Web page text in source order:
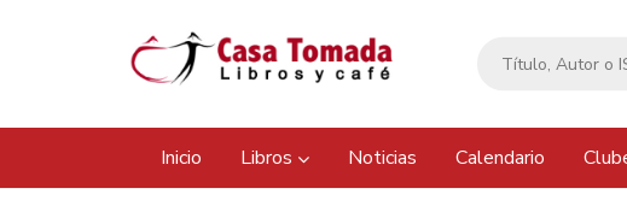
Inicio Libros Noticias Calendario